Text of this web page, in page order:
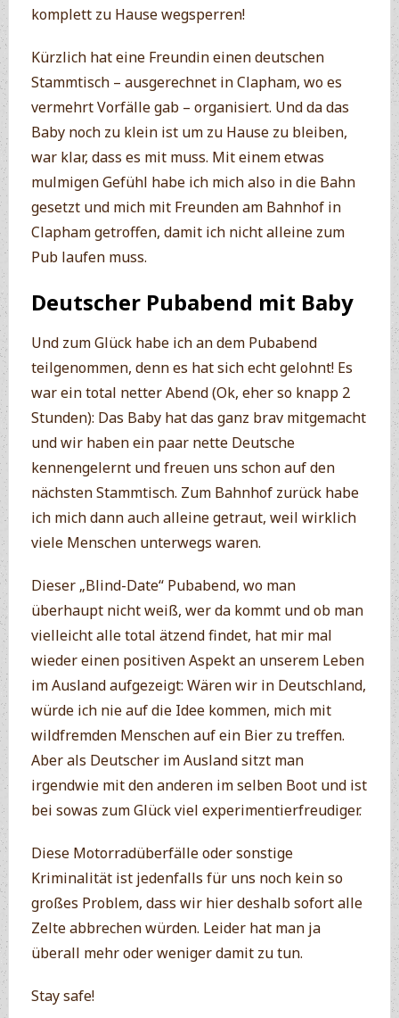
komplett zu Hause wegsperren!
Kürzlich hat eine Freundin einen deutschen
Stammtisch – ausgerechnet in Clapham, wo es
vermehrt Vorfälle gab – organisiert. Und da das
Baby noch zu klein ist um zu Hause zu bleiben,
war klar, dass es mit muss. Mit einem etwas
mulmigen Gefühl habe ich mich also in die Bahn
gesetzt und mich mit Freunden am Bahnhof in
Clapham getroffen, damit ich nicht alleine zum
Pub laufen muss.
Deutscher Pubabend mit Baby
Und zum Glück habe ich an dem Pubabend
teilgenommen, denn es hat sich echt gelohnt! Es
war ein total netter Abend (Ok, eher so knapp 2
Stunden): Das Baby hat das ganz brav mitgemacht
und wir haben ein paar nette Deutsche
kennengelernt und freuen uns schon auf den
nächsten Stammtisch. Zum Bahnhof zurück habe
ich mich dann auch alleine getraut, weil wirklich
viele Menschen unterwegs waren.
Dieser „Blind-Date“ Pubabend, wo man
überhaupt nicht weiß, wer da kommt und ob man
vielleicht alle total ätzend findet, hat mir mal
wieder einen positiven Aspekt an unserem Leben
im Ausland aufgezeigt: Wären wir in Deutschland,
würde ich nie auf die Idee kommen, mich mit
wildfremden Menschen auf ein Bier zu treffen.
Aber als Deutscher im Ausland sitzt man
irgendwie mit den anderen im selben Boot und ist
bei sowas zum Glück viel experimentierfreudiger.
Diese Motorradüberfälle oder sonstige
Kriminalität ist jedenfalls für uns noch kein so
großes Problem, dass wir hier deshalb sofort alle
Zelte abbrechen würden. Leider hat man ja
überall mehr oder weniger damit zu tun.
Stay safe!